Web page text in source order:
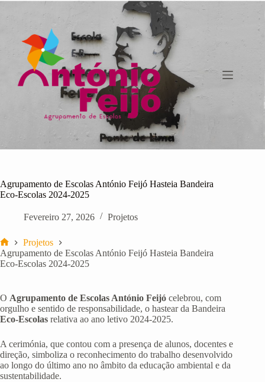
Pular
para
conteúdo
Agrupamento de Escolas António Feijó Hasteia Bandeira
Eco-Escolas 2024-2025
Fevereiro 27, 2026 Projetos
Início
Projetos
Agrupamento de Escolas António Feijó Hasteia Bandeira
Eco-Escolas 2024-2025
O Agrupamento de Escolas António Feijó celebrou, com
orgulho e sentido de responsabilidade, o hastear da Bandeira
Eco-Escolas relativa ao ano letivo 2024-2025.
A cerimónia, que contou com a presença de alunos, docentes e
direção, simboliza o reconhecimento do trabalho desenvolvido
ao longo do último ano no âmbito da educação ambiental e da
sustentabilidade.